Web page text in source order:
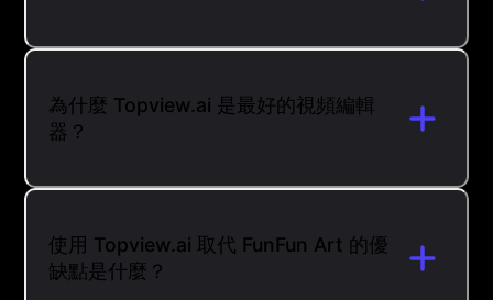
為什麼 Topview.ai 是最好的視頻編輯
器？
使用 Topview.ai 取代 FunFun Art 的優
缺點是什麼？